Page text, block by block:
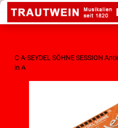
C·A·SEYDEL SÖHNE SESSION
in A